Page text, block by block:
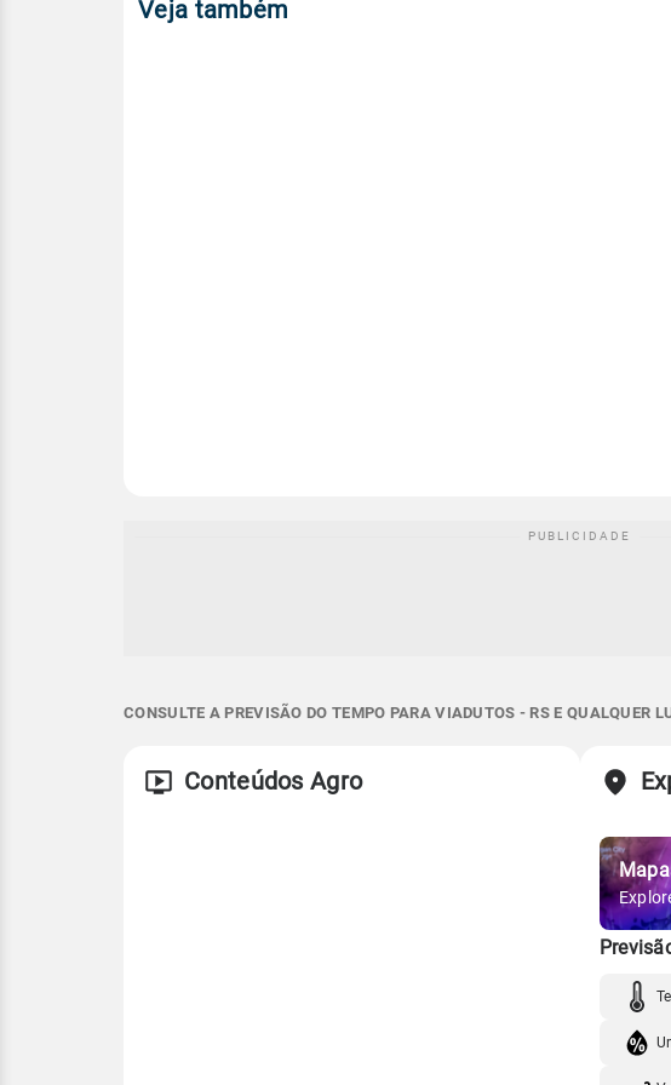
Veja também
CONSULTE A PREVISÃO DO TEMPO PARA VIADUTOS - RS E QUALQUER
Conteúdos Agro